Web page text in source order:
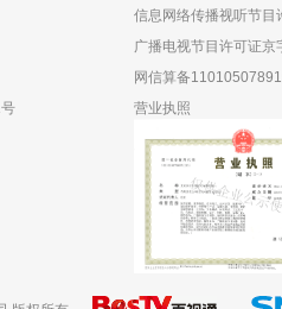
信息网络传播视听节
广播电视节目许可证京
网信算备
营业执照